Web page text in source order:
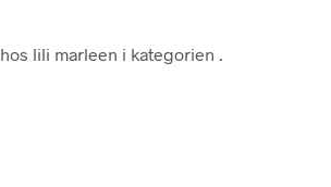
hos lili marleen i kategorien